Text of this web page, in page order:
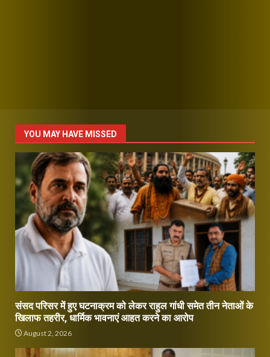
YOU MAY HAVE MISSED
संसद परिसर में हुए घटनाक्रम को लेकर राहुल गांधी समेत तीन नेताओं के
खिलाफ तहरीर, धार्मिक भावनाएं आहत करने का आरोप
August 2, 2026